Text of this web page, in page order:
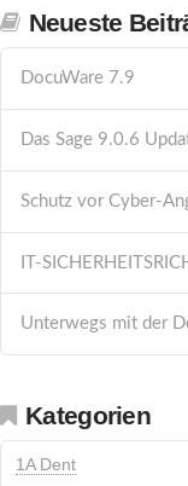
Neueste
DocuWare 7.9
Das Sage 9.0.6
Schutz vor Cyber-
IT-
Unterwegs mit der
Kategorien
1A Dent